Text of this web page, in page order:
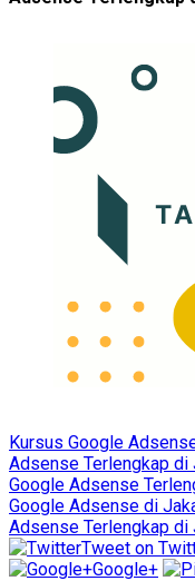
Kursus Google
Adsense Terlengkap di
Google Adsense
Google Adsense di
Adsense Terlengkap di
Tweet on
Google+